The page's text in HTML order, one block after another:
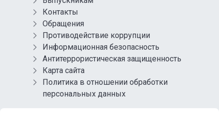
Контакты
Обращения
Противодействие коррупции
Информационная безопасность
Антитеррористическая защищенность
Карта сайта
Политика в отношении обработки
персональных данных